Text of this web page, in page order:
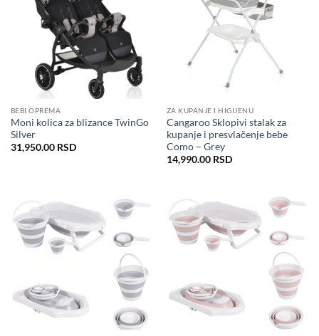
BEBI OPREMA
Moni kolica za blizance TwinGo
Silver
31,950.00 RSD
ZA KUPANJE I HIGIJENU
Cangaroo Sklopivi stalak za
kupanje i presvlačenje bebe
Como – Grey
14,990.00 RSD